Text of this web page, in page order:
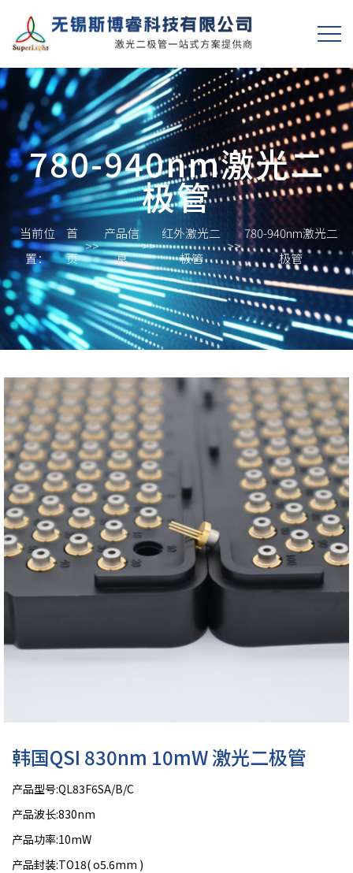
780-940nm激光二
极管
当前位
置：
首
页
>>
产品信
息
>>
红外激光二
极管
>>
780-940nm激光二
极管
韩国QSI 830nm 10mW 激光二极管
产品型号:QL83F6SA/B/C
产品波长:830nm
产品功率:10mW
产品封装:TO18( o5.6mm )